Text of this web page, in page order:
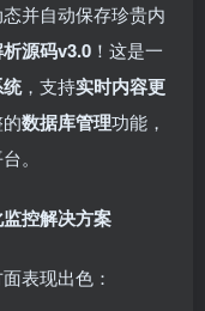
并自动保存珍贵内
源码v3.0 ！这是一
，支持实时内容更
数据库管理功能，
。
控解决方案
表现出色：